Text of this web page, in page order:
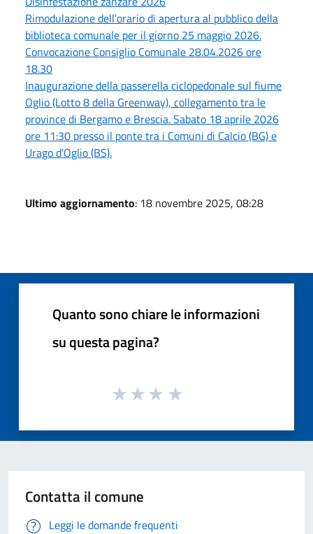
Rimodulazione dell'orario di apertura al pubblico della
biblioteca comunale per il giorno 25 maggio 2026.
Convocazione Consiglio Comunale 28.04.2026 ore
18.30
Inaugurazione della passerella ciclopedonale sul fiume
Oglio (Lotto 8 della Greenway), collegamento tra le
province di Bergamo e Brescia. Sabato 18 aprile 2026
ore 11:30 presso il ponte tra i Comuni di Calcio (BG) e
Urago d'Oglio (BS).
Ultimo aggiornamento: 18 novembre 2025, 08:28
Quanto sono chiare le informazioni
su questa pagina?
Contatta il comune
Leggi le domande frequenti